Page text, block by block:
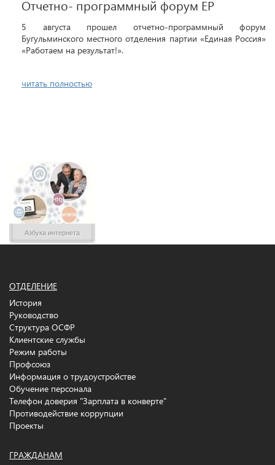
Отчетно- программный форум ЕР
5 августа прошел отчетно-программный форум
Бугульминского местного отделения партии «Единая Россия»
«Работаем на результат!».
читать полностью
Азбука интернета
ОТДЕЛЕНИЕ
История
Руководство
Структура ОСФР
Клиентские службы
Режим работы
Профсоюз
Информация о трудоустройстве
Обучение персонала
Телефон доверия "Зарплата в конверте"
Противодействие коррупции
Проекты
ГРАЖДАНАМ